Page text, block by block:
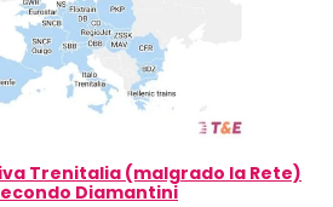
Trenitalia (malgrado la Rete)
Diamantini